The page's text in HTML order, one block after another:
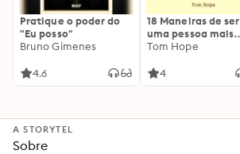
Pratique o poder do
"Eu posso"
Bruno Gimenes
4.6
18 Maneiras de ser
uma pessoa mais
interessante
Tom Hope
4
A STORYTEL
Sobre